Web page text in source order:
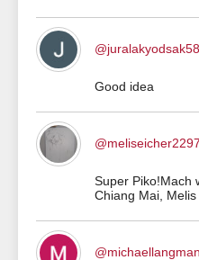
Good idea
@meliseicher2297
Super Piko!Mach
Chiang Mai, Melis